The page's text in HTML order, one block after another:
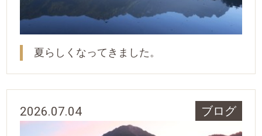
夏らしくなってきました。
2026.07.04 ブログ